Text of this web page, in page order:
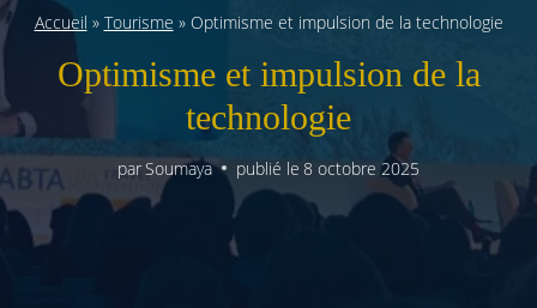
Accueil » Tourisme » Optimisme et impulsion de la technologie
Optimisme et impulsion de la
technologie
parSoumaya publié le 8 octobre 2025